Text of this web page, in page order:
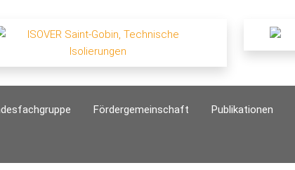
Fördergemeinschaft Publikationen